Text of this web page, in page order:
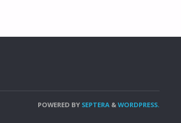
POWERED BY SEPTERA &WORDPRESS.